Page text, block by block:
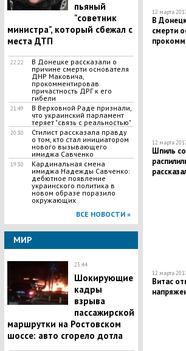
пьяный
"советник
министра", который сбежал с
места ДТП
22:22
В Донецке рассказали о
причине смерти основателя
ДНР Маковича,
прокомментировав
причастность ДРГ к его
гибели
21:49
В Верховной Раде признали,
что украинский парламент
теряет "связь с реальностью"
20:30
Стилист рассказала правду
о том, кто стал инициатором
нового вызывающего
имиджа Савченко
19:30
​Кардинальная смена
имиджа Надежды Савченко:
дебютное появление
украинского политика в
новом образе поразило
окружающих
ВСЕ НОВОСТИ »
МИР
23:44
Шокирующие
кадры
взрыва
пассажирской
маршрутки на Ростовском
шоссе: авто сгорело дотла
12 марта
В
смерти
12 марта
Шпиль
12 марта
Витас